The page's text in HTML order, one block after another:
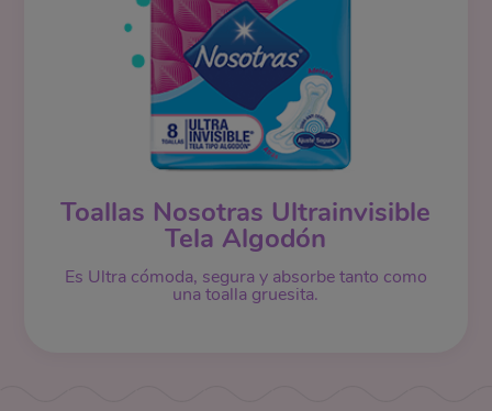
Toallas Nosotras Ultrainvisible
Tela Algodón
Es Ultra cómoda, segura y absorbe tanto como
una toalla gruesita.